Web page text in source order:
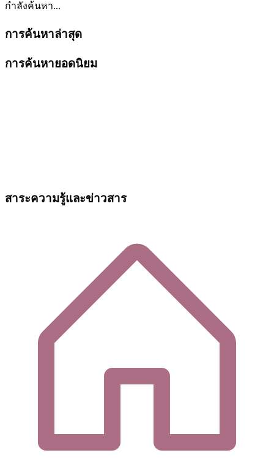
กำลังค้นหา...
การค้นหาล่าสุด
การค้นหายอดนิยม
สาระความรู้และข่าวสาร